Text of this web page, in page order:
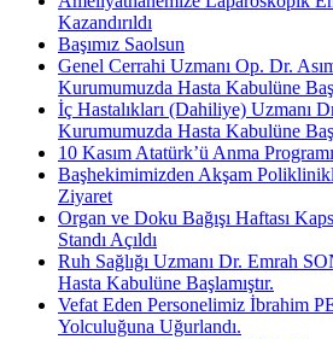
Kazandırıldı
Başımız Saolsun
Genel Cerrahi Uzmanı Op. Dr.
Kurumumuzda Hasta Kabulüne
İç Hastalıkları (Dahiliye) Uzmanı
Kurumumuzda Hasta Kabulüne
10 Kasım Atatürk’ü Anma Programı
Başhekimimizden Akşam
Ziyaret
Organ ve Doku Bağışı Haftası
Standı Açıldı
Ruh Sağlığı Uzmanı Dr. Emrah
Hasta Kabulüne Başlamıştır.
Vefat Eden Personelimiz İbrahim
Yolculuğuna Uğurlandı.